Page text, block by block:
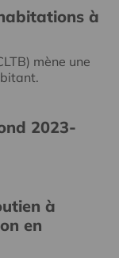
à
mène une
2023-
à
en